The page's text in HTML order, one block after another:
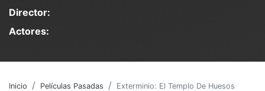
Director:
Actores:
Inicio Películas Pasadas Exterminio: El Templo De Huesos